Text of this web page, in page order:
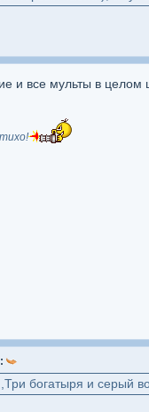
и все мульты в
богатыря и серый